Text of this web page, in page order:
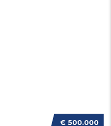
€ 500.000